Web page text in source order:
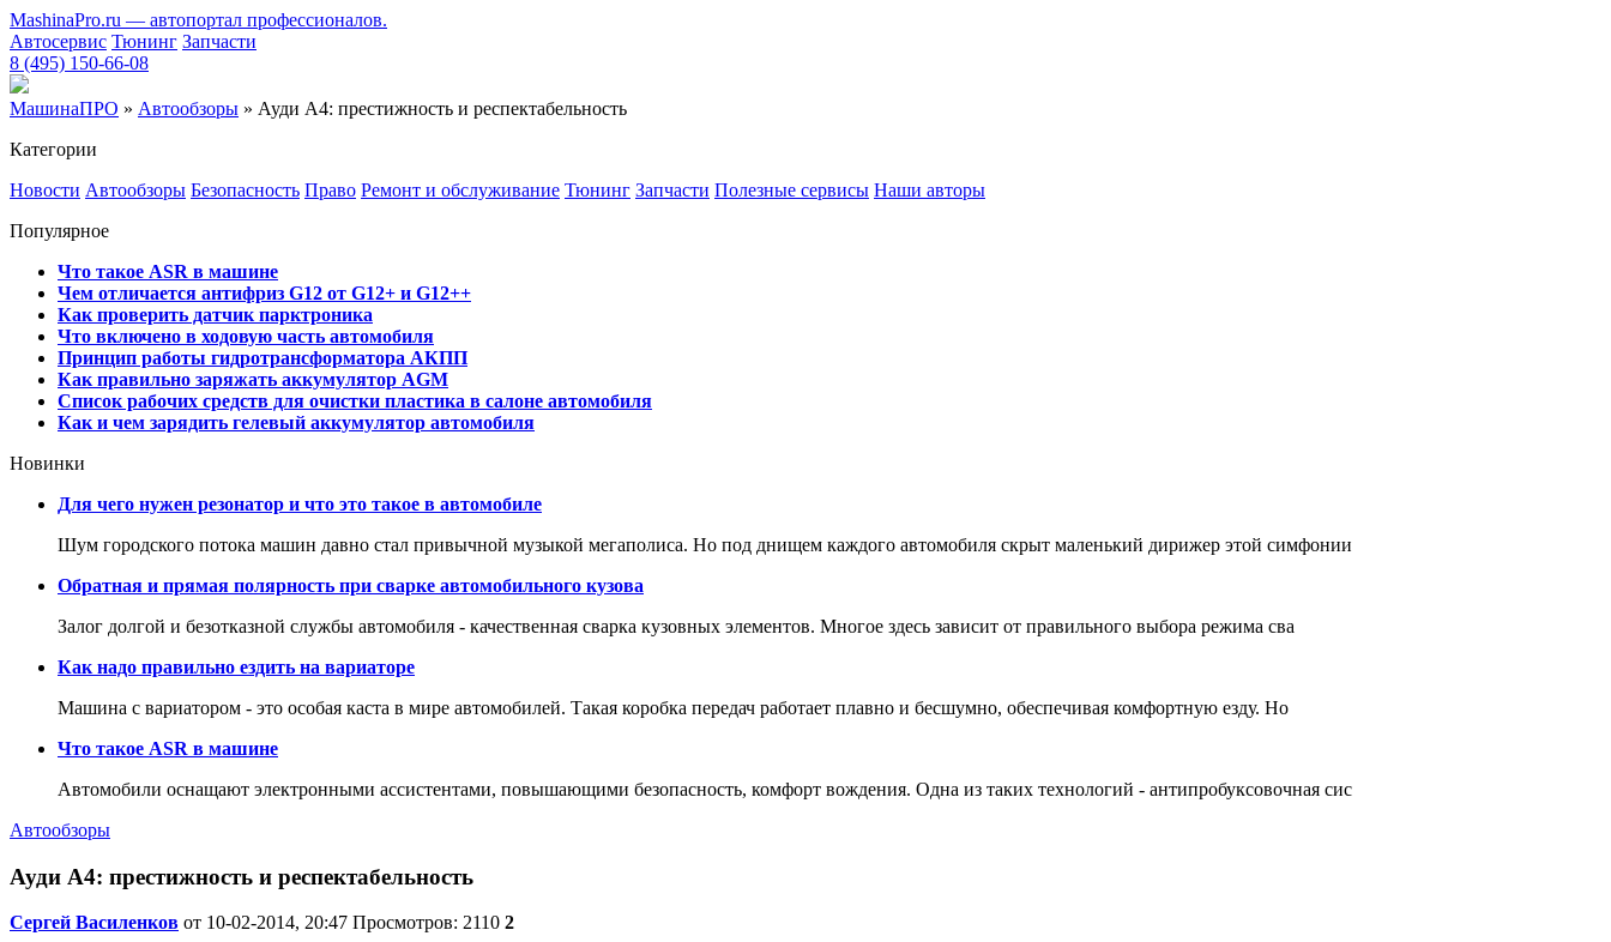
MashinaPro.ru — автопортал профессионалов.
Автосервис Тюнинг Запчасти
8 (495) 150-66-08
МашинаПРО » Автообзоры » Ауди A4: престижность и респектабельность
Категории
Новости Автообзоры Безопасность Право Ремонт и обслуживание Тюнинг Запчасти Полезные сервисы Наши авторы
Популярное
Что такое ASR в машине
Чем отличается антифриз G12 от G12+ и G12++
Как проверить датчик парктроника
Что включено в ходовую часть автомобиля
Принцип работы гидротрансформатора АКПП
Как правильно заряжать аккумулятор AGM
Список рабочих средств для очистки пластика в салоне автомобиля
Как и чем зарядить гелевый аккумулятор автомобиля
Новинки
Для чего нужен резонатор и что это такое в автомобиле
Шум городского потока машин давно стал привычной музыкой мегаполиса. Но под днищем каждого автомобиля скрыт маленький дирижер этой симфонии
Обратная и прямая полярность при сварке автомобильного кузова
Залог долгой и безотказной службы автомобиля - качественная сварка кузовных элементов. Многое здесь зависит от правильного выбора режима сва
Как надо правильно ездить на вариаторе
Машина с вариатором - это особая каста в мире автомобилей. Такая коробка передач работает плавно и бесшумно, обеспечивая комфортную езду. Но
Что такое ASR в машине
Автомобили оснащают электронными ассистентами, повышающими безопасность, комфорт вождения. Одна из таких технологий - антипробуксовочная сис
Автообзоры
Ауди A4: престижность и респектабельность
Сергей Василенков от 10-02-2014, 20:47 Просмотров: 2110 2